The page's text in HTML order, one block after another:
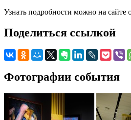
Узнать подробности можно на сайте
Поделиться ссылкой
Фотографии события